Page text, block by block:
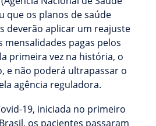
que os planos de saúde
deverão aplicar um reajuste
mensalidades pagas pelos
primeira vez na história, o
e não poderá ultrapassar o
agência reguladora.
19, iniciada no primeiro
os pacientes passaram